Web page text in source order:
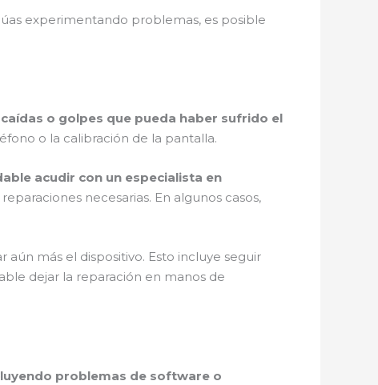
experimentando problemas, es posible
o golpes que pueda haber sufrido el
o la calibración de la pantalla.
acudir con un especialista en
necesarias. En algunos casos,
más el dispositivo. Esto incluye seguir
dejar la reparación en manos de
problemas de software o